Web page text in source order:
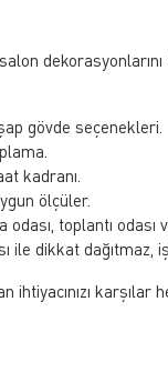
gövde seçenekleri.
kadranı.
ölçüler.
toplantı odası
dikkat dağıtmaz,
karşılar